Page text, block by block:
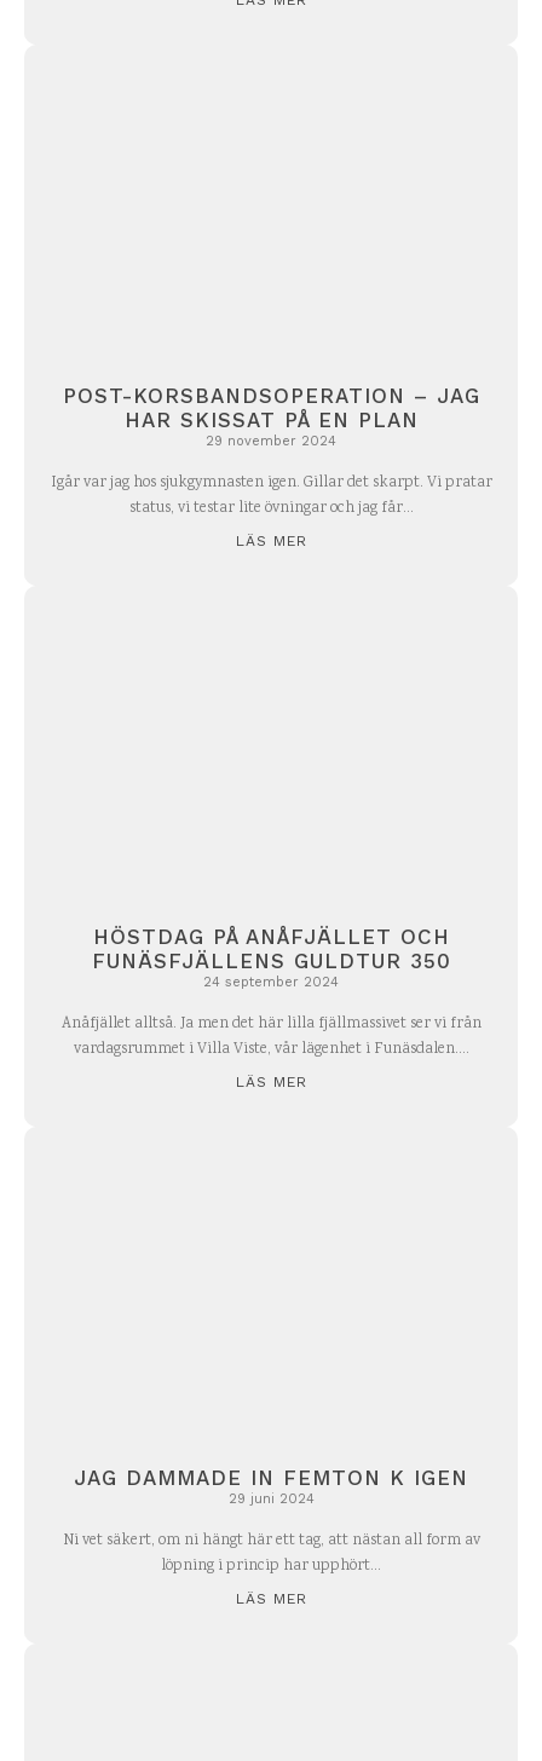
POST-KORSBANDSOPERATION – JAG
HAR SKISSAT PÅ EN PLAN
29 november 2024
Igår var jag hos sjukgymnasten igen. Gillar det skarpt. Vi pratar
status, vi testar lite övningar och jag får...
LÄS MER
HÖSTDAG PÅ ANÅFJÄLLET OCH
FUNÄSFJÄLLENS GULDTUR 350
24 september 2024
Anåfjället alltså. Ja men det här lilla fjällmassivet ser vi från
vardagsrummet i Villa Viste, vår lägenhet i Funäsdalen....
LÄS MER
JAG DAMMADE IN FEMTON K IGEN
29 juni 2024
Ni vet säkert, om ni hängt här ett tag, att nästan all form av
löpning i princip har upphört...
LÄS MER